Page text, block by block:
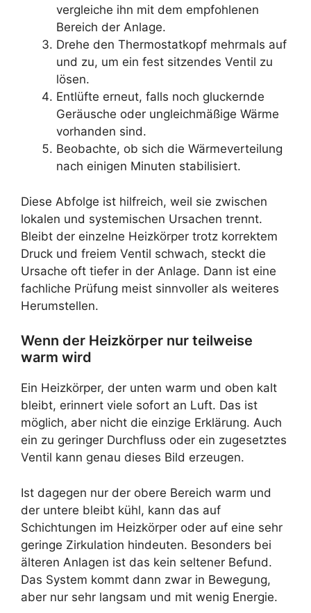
vergleiche ihn mit dem empfohlenen
Bereich der Anlage.
Drehe den Thermostatkopf mehrmals auf
und zu, um ein fest sitzendes Ventil zu
lösen.
Entlüfte erneut, falls noch gluckernde
Geräusche oder ungleichmäßige Wärme
vorhanden sind.
Beobachte, ob sich die Wärmeverteilung
nach einigen Minuten stabilisiert.
Diese Abfolge ist hilfreich, weil sie zwischen
lokalen und systemischen Ursachen trennt.
Bleibt der einzelne Heizkörper trotz korrektem
Druck und freiem Ventil schwach, steckt die
Ursache oft tiefer in der Anlage. Dann ist eine
fachliche Prüfung meist sinnvoller als weiteres
Herumstellen.
Wenn der Heizkörper nur teilweise
warm wird
Ein Heizkörper, der unten warm und oben kalt
bleibt, erinnert viele sofort an Luft. Das ist
möglich, aber nicht die einzige Erklärung. Auch
ein zu geringer Durchfluss oder ein zugesetztes
Ventil kann genau dieses Bild erzeugen.
Ist dagegen nur der obere Bereich warm und
der untere bleibt kühl, kann das auf
Schichtungen im Heizkörper oder auf eine sehr
geringe Zirkulation hindeuten. Besonders bei
älteren Anlagen ist das kein seltener Befund.
Das System kommt dann zwar in Bewegung,
aber nur sehr langsam und mit wenig Energie.